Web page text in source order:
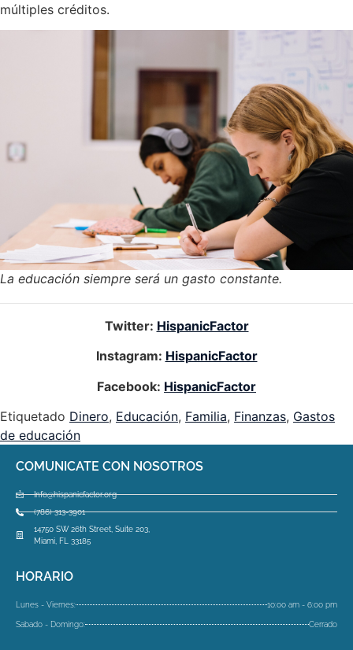
múltiples créditos.
La educación siempre será un gasto constante.
Twitter: HispanicFactor
Instagram: HispanicFactor
Facebook: HispanicFactor
Etiquetado Dinero, Educación, Familia, Finanzas, Gastos
de educación
COMUNICATE CON NOSOTROS
Info@hispanicfactor.org
(786) 313-3901
14750 SW 26th Street, Suite 203,
Miami, FL 33185
HORARIO
Lunes - Viernes: 10:00 am - 6:00 pm
Sabado - Domingo: Cerrado